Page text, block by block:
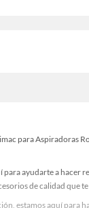
para Aspiradoras
para ayudarte a
de calidad que
estamos aquí para